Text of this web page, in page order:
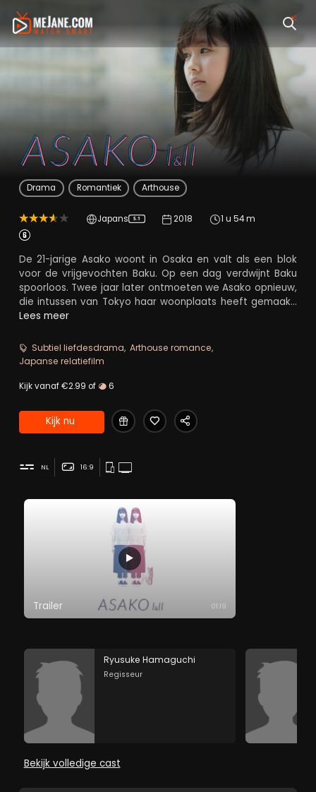
Asako I & II
Drama Romantiek Arthouse
Japans 5.1 2018 1 u 54 m
De 21-jarige Asako woont in Osaka en valt als een blok
voor de vrijgevochten Baku. Op een dag verdwijnt Baku
spoorloos. Twee jaar later ontmoeten we Asako opnieuw,
die intussen van Tokyo haar woonplaats heeft gemaakt.
Haar pad kruist dat van Ryohei die als twee druppels
persoonlijkheid heeft. Er hangt romantiek in de lucht.
Lees meer
Subtiel liefdesdrama Arthouse romance
Japanse relatiefilm
Kijk vanaf €2.99 of 6
Kijk nu
NL 16:9
Trailer 01:19
Ryusuke Hamaguchi
Regisseur
Bekijk volledige cast